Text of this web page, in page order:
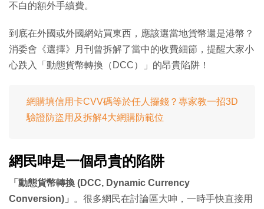
不白的額外手續費。
到底在外國或外國網站買東西，應該選當地貨幣還是港幣？
消委會《選擇》月刊曾拆解了當中的收費細節，提醒大家小
心跌入「動態貨幣轉換（DCC）」的昂貴陷阱！
網購填信用卡CVV碼等於任人攞錢？專家教一招3D
驗證防盜用及拆解4大網購防範位
網民呻是一個昂貴的陷阱
「動態貨幣轉換 (DCC, Dynamic Currency
Conversion)」
。很多網民在討論區大呻，一時手快直接用